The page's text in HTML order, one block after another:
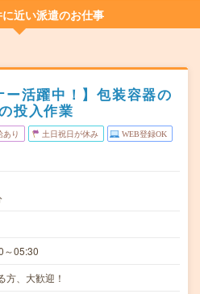
近い派遣のお仕事
ー活躍中！】包装容器の
投入作業
あり 土日祝日が休み WEB登録OK
～05:30
方、大歓迎！